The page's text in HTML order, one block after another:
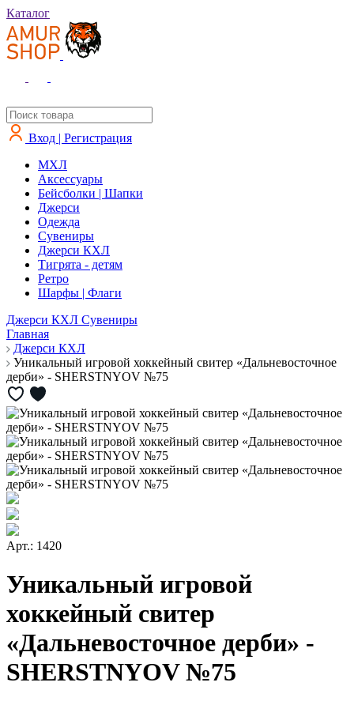
Каталог
Вход | Регистрация
MXЛ
Аксессуары
Бейсболки | Шапки
Джерси
Одежда
Сувениры
Джерси КХЛ
Тигрята - детям
Ретро
Шарфы | Флаги
Джерси КХЛ Сувениры
Главная
Джерси КХЛ
Уникальный игровой хоккейный свитер «Дальневосточное
дерби» - SHERSTNYOV №75
Арт.: 1420
Уникальный игровой
хоккейный свитер
«Дальневосточное дерби» -
SHERSTNYOV №75